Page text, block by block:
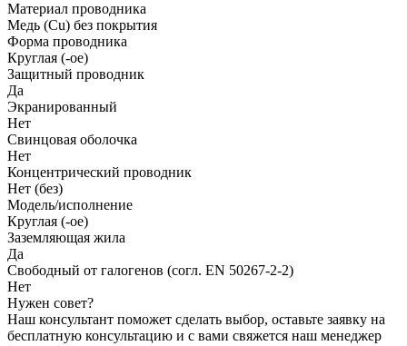
Материал проводника
Медь (Cu) без покрытия
Форма проводника
Круглая (-ое)
Защитный проводник
Да
Экранированный
Нет
Свинцовая оболочка
Нет
Концентрический проводник
Нет (без)
Модель/исполнение
Круглая (-ое)
Заземляющая жила
Да
Свободный от галогенов (согл. EN 50267-2-2)
Нет
Нужен совет?
Наш консультант поможет сделать выбор, оставьте заявку на
бесплатную консультацию и с вами свяжется наш менеджер